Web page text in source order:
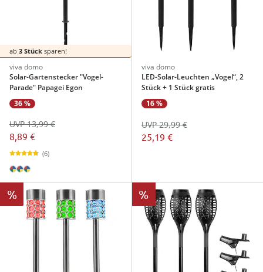
ab 3 Stück sparen!
viva domo
Solar-Gartenstecker "Vogel-
Parade" Papagei Egon
36 %
8,89 €
UVP 13,99 €
(6)
viva domo
LED-Solar-Leuchten „Vogel“, 2
Stück + 1 Stück gratis
16 %
25,19 €
UVP 29,99 €
% %